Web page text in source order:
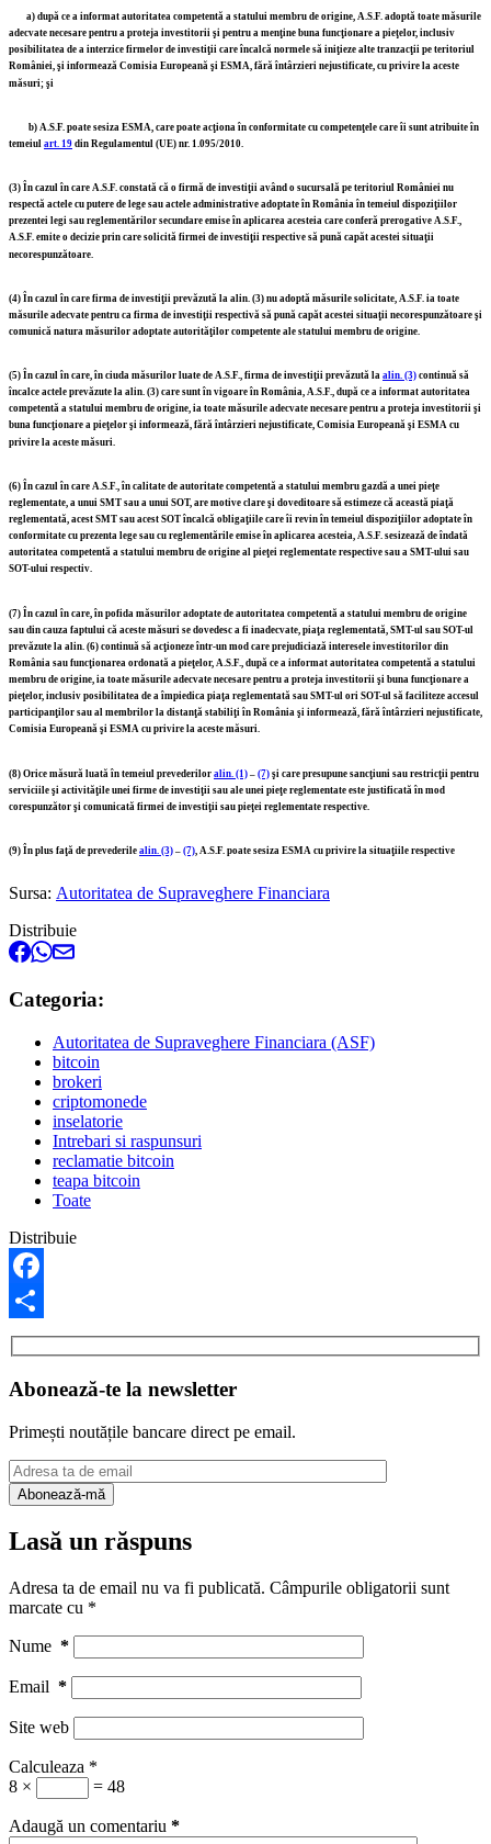
a) după ce a informat autoritatea competentă a statului membru de origine, A.S.F. adoptă toate măsurile
adecvate necesare pentru a proteja investitorii şi pentru a menţine buna funcţionare a pieţelor, inclusiv
posibilitatea de a interzice firmelor de investiţii care încalcă normele să iniţieze alte tranzacţii pe teritoriul
României, şi informează Comisia Europeană şi ESMA, fără întârzieri nejustificate, cu privire la aceste
măsuri; şi
b) A.S.F. poate sesiza ESMA, care poate acţiona în conformitate cu competenţele care îi sunt atribuite în
temeiul art. 19 din Regulamentul (UE) nr. 1.095/2010.
(3) În cazul în care A.S.F. constată că o firmă de investiţii având o sucursală pe teritoriul României nu
respectă actele cu putere de lege sau actele administrative adoptate în România în temeiul dispoziţiilor
prezentei legi sau reglementărilor secundare emise în aplicarea acesteia care conferă prerogative A.S.F.,
A.S.F. emite o decizie prin care solicită firmei de investiţii respective să pună capăt acestei situaţii
necorespunzătoare.
(4) În cazul în care firma de investiţii prevăzută la alin. (3) nu adoptă măsurile solicitate, A.S.F. ia toate
măsurile adecvate pentru ca firma de investiţii respectivă să pună capăt acestei situaţii necorespunzătoare şi
comunică natura măsurilor adoptate autorităţilor competente ale statului membru de origine.
(5) În cazul în care, în ciuda măsurilor luate de A.S.F., firma de investiţii prevăzută la alin. (3) continuă să
încalce actele prevăzute la alin. (3) care sunt în vigoare în România, A.S.F., după ce a informat autoritatea
competentă a statului membru de origine, ia toate măsurile adecvate necesare pentru a proteja investitorii şi
buna funcţionare a pieţelor şi informează, fără întârzieri nejustificate, Comisia Europeană şi ESMA cu
privire la aceste măsuri.
(6) În cazul în care A.S.F., în calitate de autoritate competentă a statului membru gazdă a unei pieţe
reglementate, a unui SMT sau a unui SOT, are motive clare şi doveditoare să estimeze că această piaţă
reglementată, acest SMT sau acest SOT încalcă obligaţiile care îi revin în temeiul dispoziţiilor adoptate în
conformitate cu prezenta lege sau cu reglementările emise în aplicarea acesteia, A.S.F. sesizează de îndată
autoritatea competentă a statului membru de origine al pieţei reglementate respective sau a SMT-ului sau
SOT-ului respectiv.
(7) În cazul în care, în pofida măsurilor adoptate de autoritatea competentă a statului membru de origine
sau din cauza faptului că aceste măsuri se dovedesc a fi inadecvate, piaţa reglementată, SMT-ul sau SOT-ul
prevăzute la alin. (6) continuă să acţioneze într-un mod care prejudiciază interesele investitorilor din
România sau funcţionarea ordonată a pieţelor, A.S.F., după ce a informat autoritatea competentă a statului
membru de origine, ia toate măsurile adecvate necesare pentru a proteja investitorii şi buna funcţionare a
pieţelor, inclusiv posibilitatea de a împiedica piaţa reglementată sau SMT-ul ori SOT-ul să faciliteze accesul
participanţilor sau al membrilor la distanţă stabiliţi în România şi informează, fără întârzieri nejustificate,
Comisia Europeană şi ESMA cu privire la aceste măsuri.
(8) Orice măsură luată în temeiul prevederilor alin. (1) – (7) şi care presupune sancţiuni sau restricţii pentru
serviciile şi activităţile unei firme de investiţii sau ale unei pieţe reglementate este justificată în mod
corespunzător şi comunicată firmei de investiţii sau pieţei reglementate respective.
(9) În plus faţă de prevederile alin. (3) – (7), A.S.F. poate sesiza ESMA cu privire la situaţiile respective
Sursa: Autoritatea de Supraveghere Financiara
Distribuie
Categoria:
Autoritatea de Supraveghere Financiara (ASF)
bitcoin
brokeri
criptomonede
inselatorie
Intrebari si raspunsuri
reclamatie bitcoin
teapa bitcoin
Toate
Distribuie
Facebook
Partajează
Abonează-te la newsletter
Primești noutățile bancare direct pe email.
Lasă un răspuns
Adresa ta de email nu va fi publicată. Câmpurile obligatorii sunt
marcate cu *
Nume *
Email *
Site web
Calculeaza *
8 ×
= 48
Adaugă un comentariu *